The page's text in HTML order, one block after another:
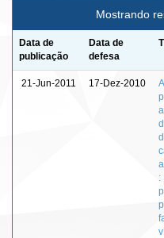
Mostrando
Data de
publicação
Data de
defesa
21-Jun-2011 17-Dez-2010
: